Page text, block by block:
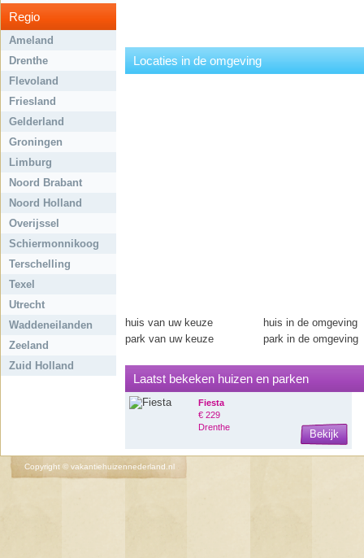
Regio
Ameland
Drenthe
Flevoland
Friesland
Gelderland
Groningen
Limburg
Noord Brabant
Noord Holland
Overijssel
Schiermonnikoog
Terschelling
Texel
Utrecht
Waddeneilanden
Zeeland
Zuid Holland
Locaties in de omgeving
huis van uw keuze
huis in de omgeving
park van uw keuze
park in de omgeving
Laatst bekeken huizen en parken
Bekijk
Fiesta
€ 229
Drenthe
Copyright © vakantiehuizennederland.nl